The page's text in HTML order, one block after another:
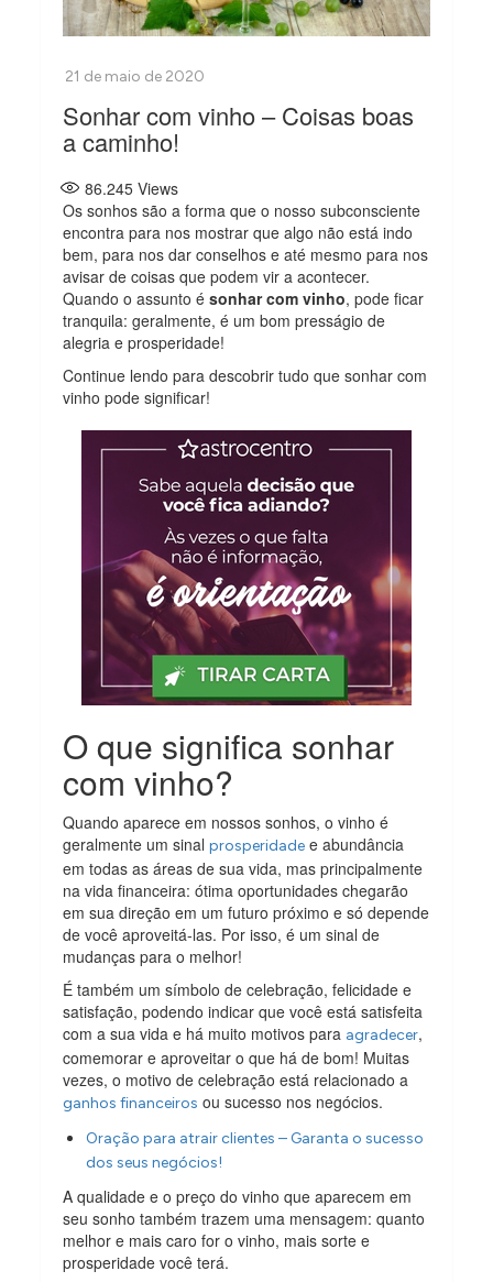
Sonhar com vinho – Coisas boas
a caminho!
86.245 Views
Os sonhos são a forma que o nosso subconsciente
encontra para nos mostrar que algo não está indo
bem, para nos dar conselhos e até mesmo para nos
avisar de coisas que podem vir a acontecer.
Quando o assunto ésonhar com vinho, pode ficar
tranquila: geralmente, é um bom presságio de
alegria e prosperidade!
Continue lendo para descobrir tudo que sonhar com
vinho pode significar!
O que significa sonhar
com vinho?
Quando aparece em nossos sonhos, o vinho é
geralmente um sinalprosperidade e abundância
em todas as áreas de sua vida, mas principalmente
na vida financeira: ótima oportunidades chegarão
em sua direção em um futuro próximo e só depende
de você aproveitá-las. Por isso, é um sinal de
mudanças para o melhor!
É também um símbolo de celebração, felicidade e
satisfação, podendo indicar que você está satisfeita
com a sua vida e há muito motivos para agradecer,
comemorar e aproveitar o que há de bom! Muitas
vezes, o motivo de celebração está relacionado a
ganhos financeiros ou sucesso nos negócios.
Oração para atrair clientes – Garanta o sucesso
dos seus negócios!
A qualidade e o preço do vinho que aparecem em
seu sonho também trazem uma mensagem: quanto
melhor e mais caro for o vinho, mais sorte e
prosperidade você terá.